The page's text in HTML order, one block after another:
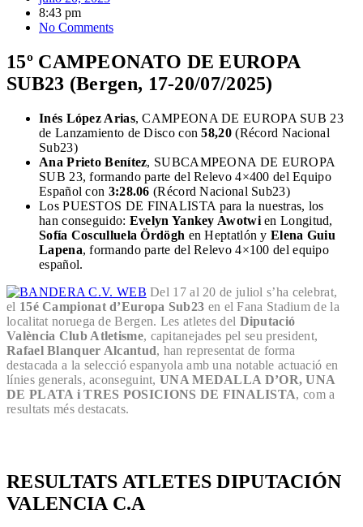
8:43 pm
No Comments
15º CAMPEONATO DE EUROPA
SUB23 (Bergen, 17-20/07/2025)
Inés López Arias, CAMPEONA DE EUROPA SUB 23
de Lanzamiento de Disco con58,20(Récord Nacional
Sub23)
Ana Prieto Benítez, SUBCAMPEONA DE EUROPA
SUB 23, formando parte del Relevo 4×400 del Equipo
Español con 3:28.06 (Récord Nacional Sub23)
Los PUESTOS DE FINALISTA para la nuestras, los
han conseguido: Evelyn Yankey Awotwien Longitud,
Sofía Cosculluela Ördögh en Heptatlón yElena Guiu
Lapena, formando parte del Relevo 4×100 del equipo
español.
Del 17 al 20 de juliol s’ha celebrat,
el 15é Campionat d’Europa Sub23 en el Fana Stadium de la
localitat noruega de Bergen. Les atletes del Diputació
València Club Atletisme, capitanejades pel seu president,
Rafael Blanquer Alcantud, han representat de forma
destacada a la selecció espanyola amb una notable actuació en
línies generals, aconseguint,UNA MEDALLA D’OR, UNA
DE PLATA i TRES POSICIONS DE FINALISTA, com a
resultats més destacats.
RESULTATS ATLETES DIPUTACIÓN
VALENCIA C.A